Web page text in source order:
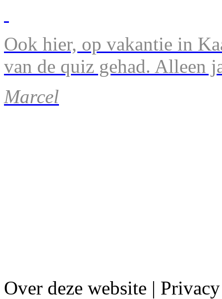
Ook hier, op vakantie in
van de quiz gehad. Alleen
Marcel
Over deze website |